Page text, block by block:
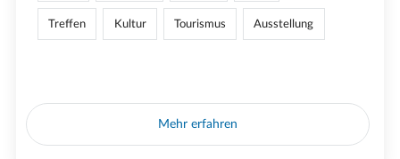
Treffen Kultur Tourismus Ausstellung
Mehr erfahren